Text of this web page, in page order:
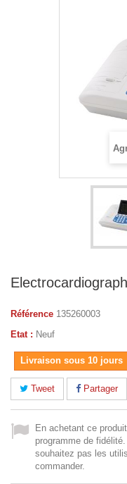
Référence 135260003
Etat : Neuf
Livraison sous 10 jours
Tweet Partager
En achetant ce
programme de
souhaitez pas les
commander.